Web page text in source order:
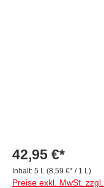
42,95 €*
Inhalt: 5 L (8,59 €* / 1 L)
Preise exkl. MwSt.